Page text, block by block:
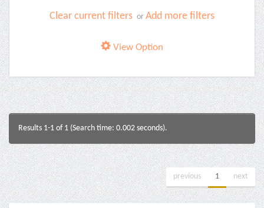
Clear current filters or Add more filters
View Option
Results 1-1 of 1 (Search time: 0.002 seconds).
previous 1 next